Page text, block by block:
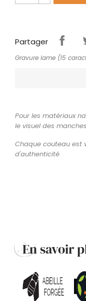
Partager
Gravure lame (15
Pour les matériaux
le visuel des
Chaque couteau est
d'authenticité
En savoir